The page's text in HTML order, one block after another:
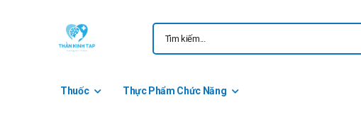
Thuốc Thực Phẩm Chức Năng